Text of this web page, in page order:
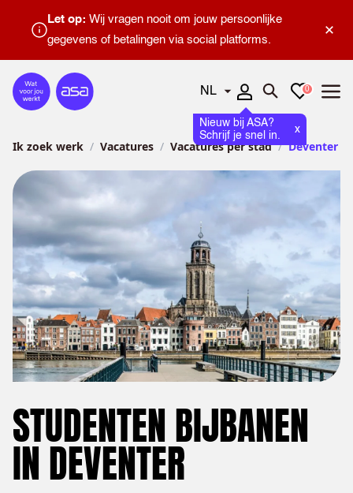
×
Let op: Wij vragen nooit om jouw persoonlijke
gegevens of betalingen via social platforms.
Home
Talen
Nieuw bij ASA?
Schrijf je snel in.
x
Zoeken openen
Favorieten
0
Ik zoek werk Vacatures Vacatures per stad Deventer
STUDENTEN BIJBANEN
IN DEVENTER